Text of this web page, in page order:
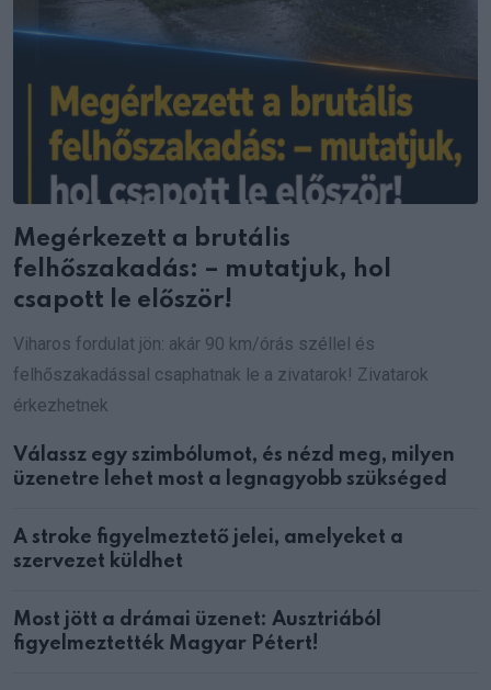
Megérkezett a brutális
felhőszakadás: – mutatjuk, hol
csapott le először!
Viharos fordulat jön: akár 90 km/órás széllel és
felhőszakadással csaphatnak le a zivatarok! Zivatarok
érkezhetnek
Válassz egy szimbólumot, és nézd meg, milyen
üzenetre lehet most a legnagyobb szükséged
A stroke figyelmeztető jelei, amelyeket a
szervezet küldhet
Most jött a drámai üzenet: Ausztriából
figyelmeztették Magyar Pétert!